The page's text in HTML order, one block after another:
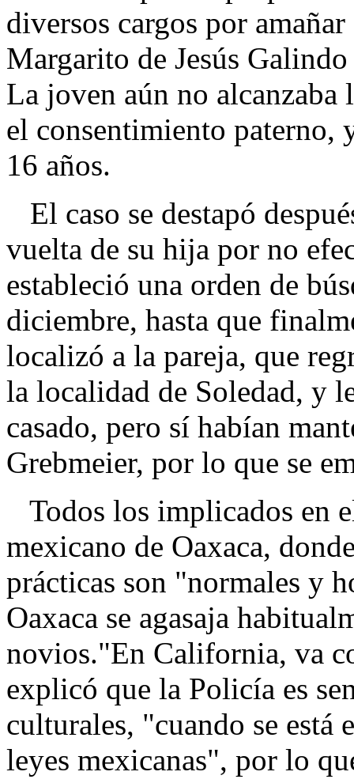
diversos cargos por
Margarito de Jesús
La joven aún no alcanzaba
el consentimiento paterno,
16 años.
El caso se destapó
vuelta de su hija por no
estableció una orden de
diciembre, hasta que
localizó a la pareja, que
la localidad de Soledad, y
casado, pero sí habían
Grebmeier, por lo que se
Todos los implicados en
mexicano de Oaxaca,
prácticas son "normales y
Oaxaca se agasaja
novios."En California, va
explicó que la Policía es
culturales, "cuando se está
leyes mexicanas", por lo